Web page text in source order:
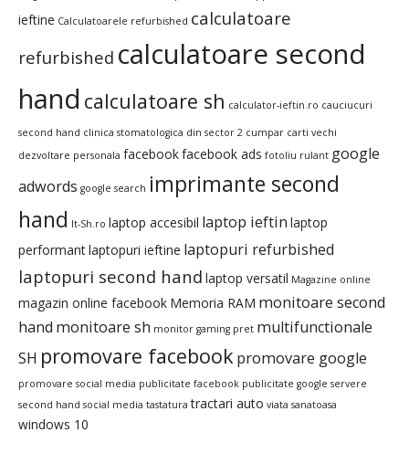
ieftine Calculatoarele refurbished calculatoare
refurbished calculatoare second
hand calculatoare sh calculator-ieftin.ro cauciucuri
second hand clinica stomatologica din sector 2 cumpar carti vechi
dezvoltare personala facebookfacebook ads fotoliu rulant google
adwords google search imprimante second
hand It-Sh.ro laptop accesibil laptop ieftin laptop
performantlaptopuri ieftine laptopuri refurbished
laptopuri second hand laptop versatil Magazine online
magazin online facebook Memoria RAM monitoare second
hand monitoare sh monitor gaming pret multifunctionale
SH promovare facebook promovare google
promovare social media publicitate facebook publicitate google servere
second hand social media tastatura tractari auto viata sanatoasa
windows 10